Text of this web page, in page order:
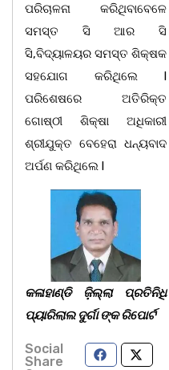
ପରିଚାଳନା କରିଥିବାବେଳେ
ସମସ୍ତ ସି ଆର ସି
ସି,ବିଦ୍ୟାଳୟର ସମସ୍ତ ଶିକ୍ଷକ
ସହଯୋଗ କରିଥିଲେ l
ପରିଶେଷରେ ଅତିରିକ୍ତ
ଗୋଷ୍ଠୀ ଶିକ୍ଷା ଅଧିକାରୀ
ଶ୍ରୀଯୁକ୍ତ ବେହେରା ଧନ୍ୟବାଦ
ଅର୍ପଣ କରିଥିଲେ l
କଳାହାଣ୍ଡି ଜ଼ିଲ୍ଲା ପ୍ରତିନିଧି
ପ୍ୟାରିଲାଲ ଦୁର୍ଗା ଙ୍କ ରିପୋର୍ଟ
Social
Share